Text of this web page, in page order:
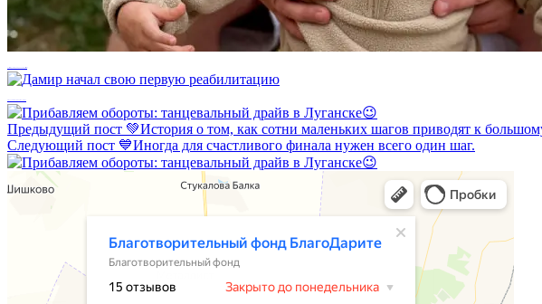
Предыдущий пост 💚История о том, как сотни маленьких шагов приводят к
Следующий пост 💙Иногда для счастливого финала нужен всего один шаг.